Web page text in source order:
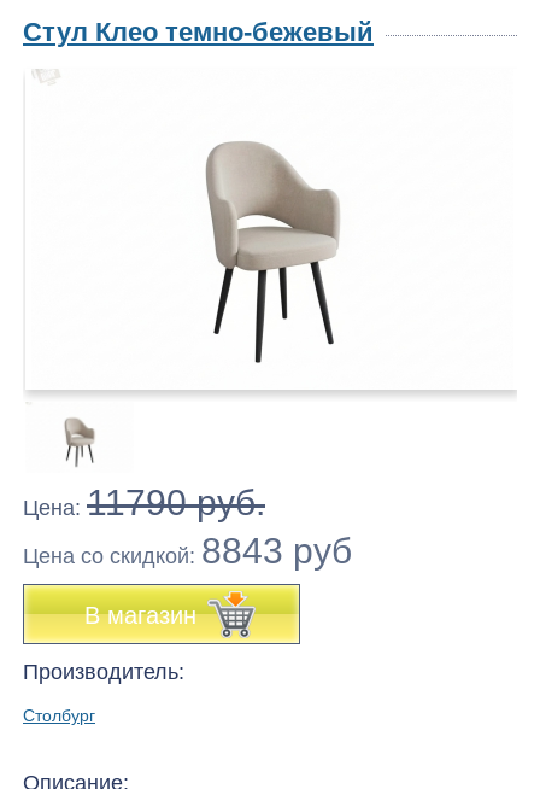
Стул Клео темно-бежевый
Цена: 11790 руб.
Цена co скидкой: 8843 руб
В магазин
Производитель:
Столбург
Описание: